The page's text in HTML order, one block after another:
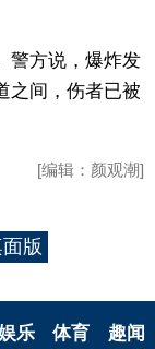
方说，爆炸发
之间，伤者已被
[编辑：颜观潮]
版
乐 体育 趣闻